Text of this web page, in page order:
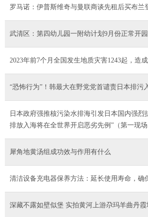
罗马诺：伊普斯维奇与曼联商谈先租后买布兰
武清区：第四幼儿园一附幼计划9月份正常开园
2023年前7个月全国发生地质灾害1243起，造
“恐怖行为”！韩最大在野党党首谴责日本排污
日本政府强推核污染水排海引发日本国内强
排放入海将在全世界开启恶劣先例”（第一现场
犀角地黄汤组成功效与作用有什么
清洁设备充电器保养方法：延长使用寿命，确
深藏不露如壁似堡 实拍黄河上游尕玛羊曲丹霞